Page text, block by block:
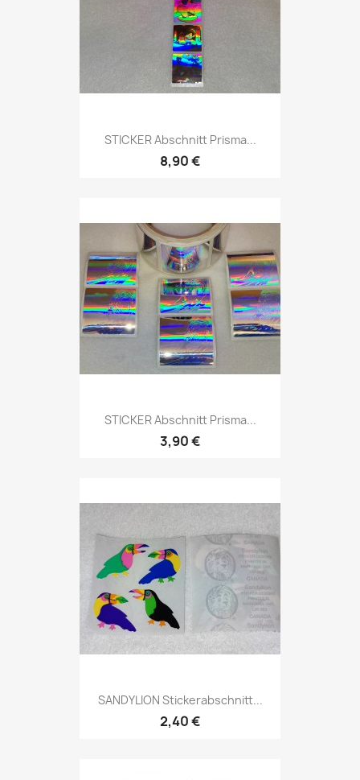
STICKER Abschnitt Prisma...
8,90 €
STICKER Abschnitt Prisma...
3,90 €
SANDYLION Stickerabschnitt...
2,40 €